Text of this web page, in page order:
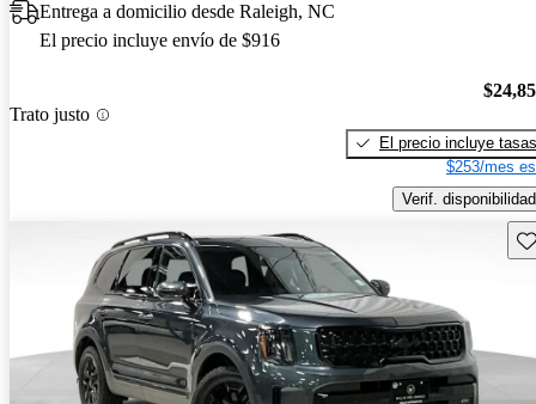
Entrega a domicilio desde Raleigh, NC
El precio incluye envío de $916
Trato justo
El precio incluye tasas
$253/mes
Verif. disponibilidad